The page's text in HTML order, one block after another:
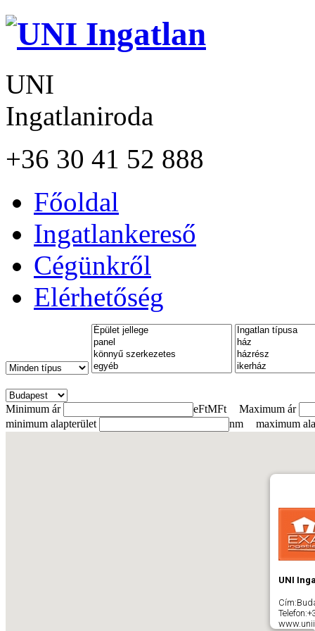
UNI
Ingatlaniroda
+36 30 41 52 888
Főoldal
Ingatlankereső
Cégünkről
Elérhetőség
Minimum ár eFtMFt
Maximum ár
minimum alapterület
nm maximum
UNI
Cím:
Telefon: